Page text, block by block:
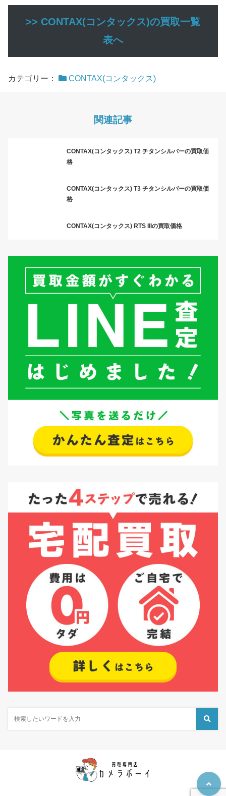
>> CONTAX(コンタックス)の買取一覧
表へ
カテゴリー： CONTAX(コンタックス)
関連記事
CONTAX(コンタックス) T2 チタンシルバーの買取価
格
CONTAX(コンタックス) T3 チタンシルバーの買取価
格
CONTAX(コンタックス) RTS IIIの買取価格